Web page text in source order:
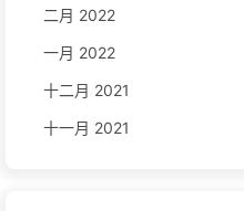
二月 2022
一月 2022
十二月 2021
十一月 2021